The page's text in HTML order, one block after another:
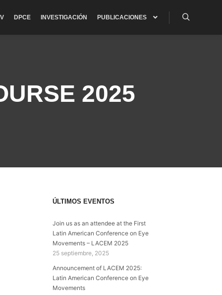
DPCE INVESTIGACIÓN PUBLICACIONES
2025
ÚLTIMOS EVENTOS
Join us as an attendee at the First
Latin American Conference on Eye
Movements – LACEM 2025
25 septiembre, 2025
Announcement of LACEM 2025:
Latin American Conference on Eye
Movements